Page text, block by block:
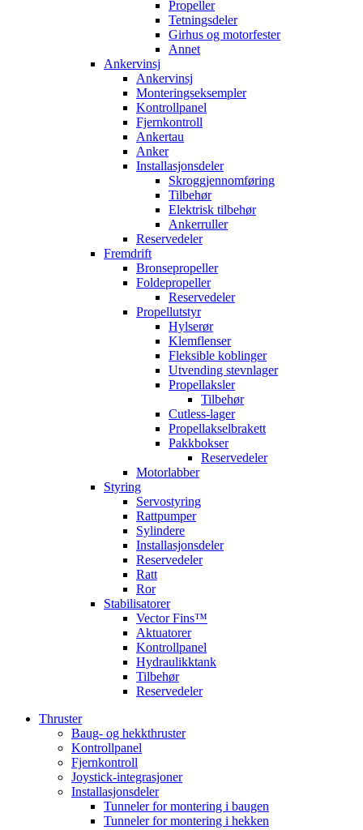
Propeller
Tetningsdeler
Girhus og motorfester
Annet
Ankervinsj
Ankervinsj
Monteringseksempler
Kontrollpanel
Fjernkontroll
Ankertau
Anker
Installasjonsdeler
Skroggjennomføring
Tilbehør
Elektrisk tilbehør
Ankerruller
Reservedeler
Fremdrift
Bronsepropeller
Foldepropeller
Reservedeler
Propellutstyr
Hylserør
Klemflenser
Fleksible koblinger
Utvending stevnlager
Propellaksler
Tilbehør
Cutless-lager
Propellakselbrakett
Pakkbokser
Reservedeler
Motorlabber
Styring
Servostyring
Rattpumper
Sylindere
Installasjonsdeler
Reservedeler
Ratt
Ror
Stabilisatorer
Vector Fins™
Aktuatorer
Kontrollpanel
Hydraulikktank
Tilbehør
Reservedeler
Thruster
Baug- og hekkthruster
Kontrollpanel
Fjernkontroll
Joystick-integrasjoner
Installasjonsdeler
Tunneler for montering i baugen
Tunneler for montering i hekken